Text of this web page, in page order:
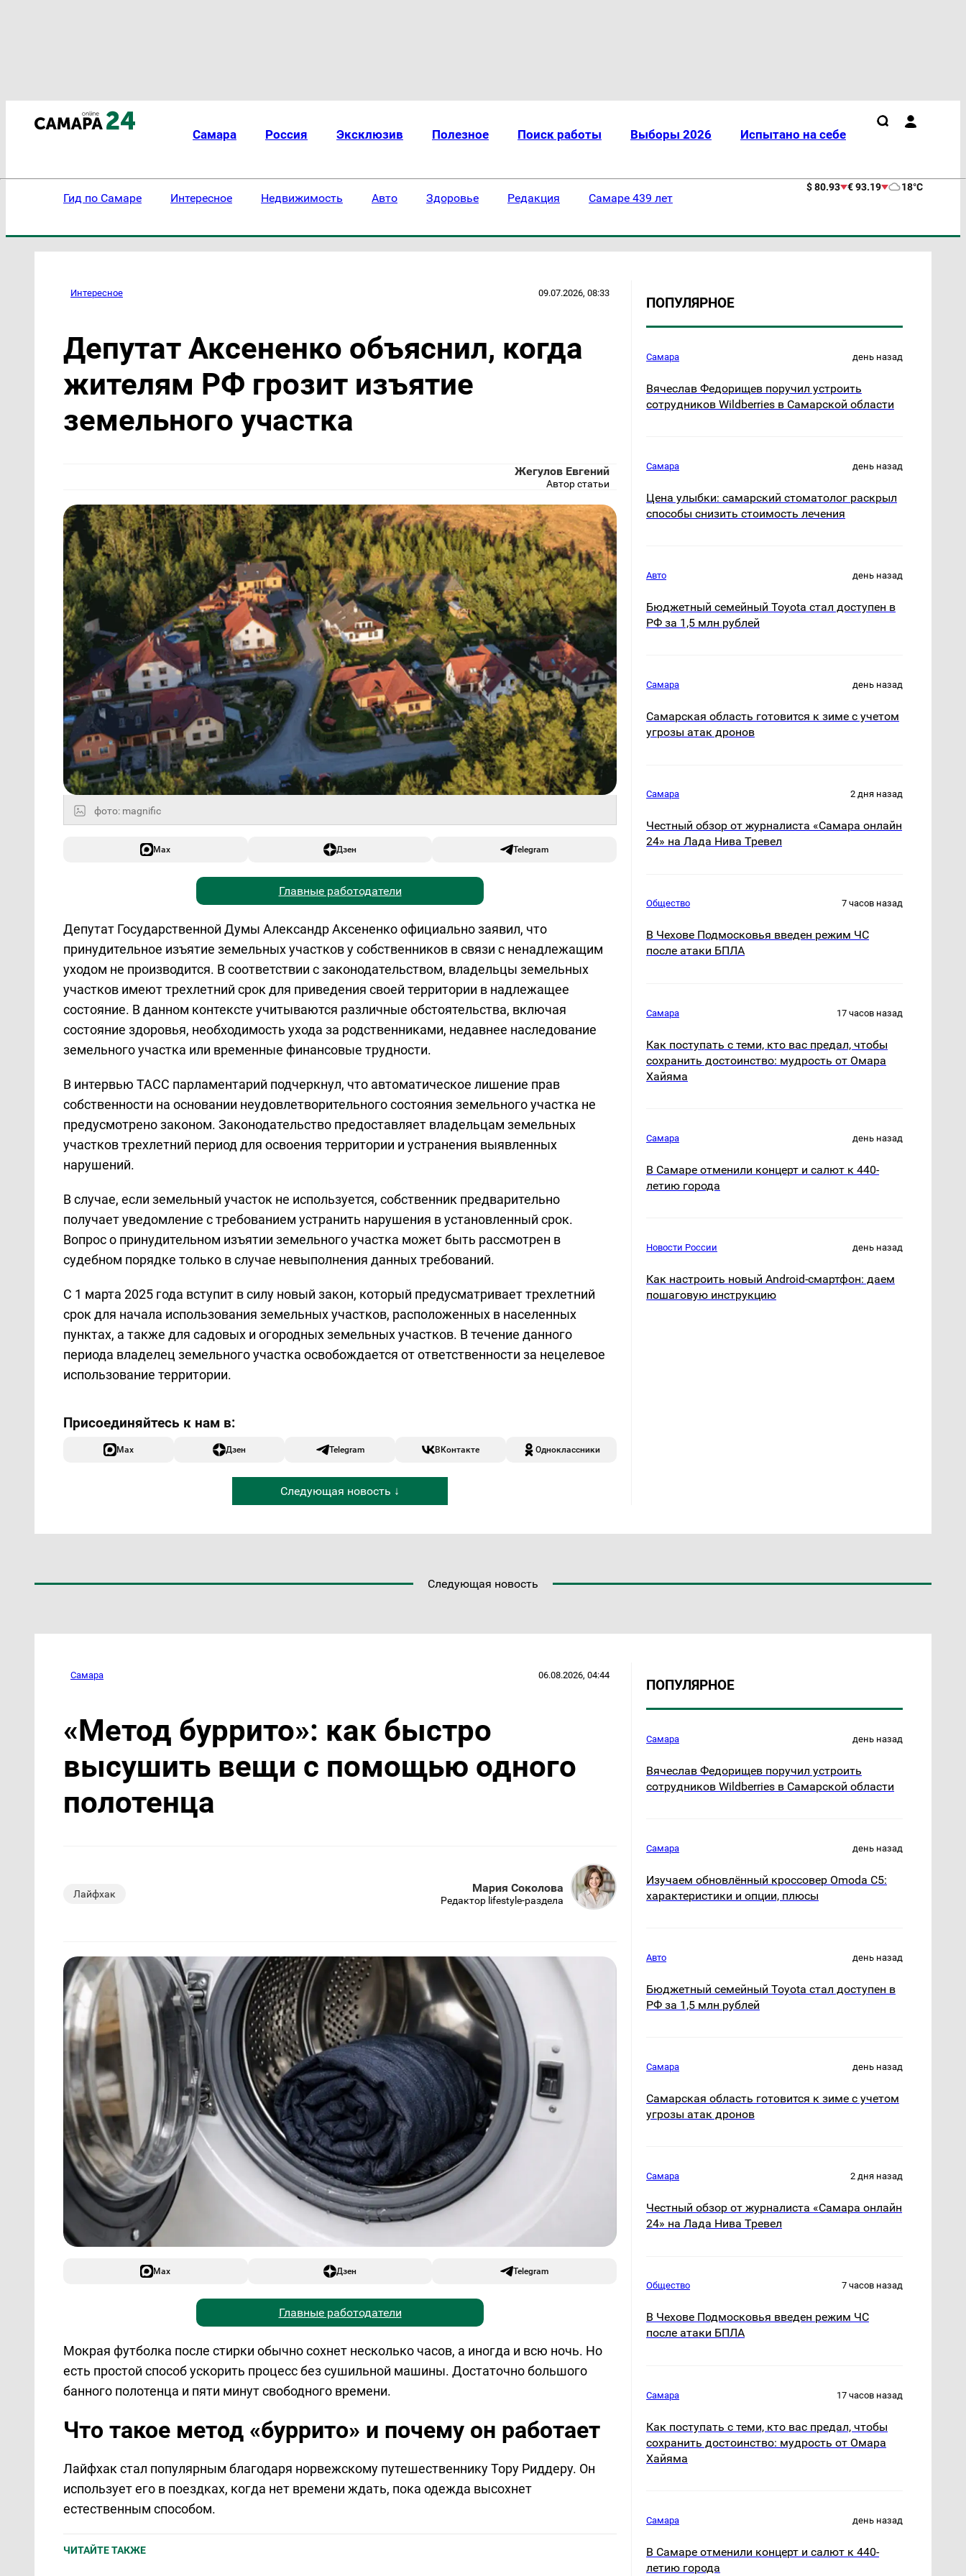
Самара Россия Эксклюзив Полезное Поиск работы Выборы 2026 Испытано на себе
Гид по Самаре Интересное Недвижимость Авто Здоровье Редакция Самаре 439 лет
$ 80.93 € 93.19 18°C
Интересное 09.07.2026, 08:33
Депутат Аксененко объяснил, когда
жителям РФ грозит изъятие
земельного участка
Жегулов Евгений
Автор статьи
фото: magnific
Max Дзен Telegram
Главные работодатели
Депутат Государственной Думы Александр Аксененко официально заявил, что
принудительное изъятие земельных участков у собственников в связи с ненадлежащим
уходом не производится. В соответствии с законодательством, владельцы земельных
участков имеют трехлетний срок для приведения своей территории в надлежащее
состояние. В данном контексте учитываются различные обстоятельства, включая
состояние здоровья, необходимость ухода за родственниками, недавнее наследование
земельного участка или временные финансовые трудности.
В интервью ТАСС парламентарий подчеркнул, что автоматическое лишение прав
собственности на основании неудовлетворительного состояния земельного участка не
предусмотрено законом. Законодательство предоставляет владельцам земельных
участков трехлетний период для освоения территории и устранения выявленных
нарушений.
В случае, если земельный участок не используется, собственник предварительно
получает уведомление с требованием устранить нарушения в установленный срок.
Вопрос о принудительном изъятии земельного участка может быть рассмотрен в
судебном порядке только в случае невыполнения данных требований.
С 1 марта 2025 года вступит в силу новый закон, который предусматривает трехлетний
срок для начала использования земельных участков, расположенных в населенных
пунктах, а также для садовых и огородных земельных участков. В течение данного
периода владелец земельного участка освобождается от ответственности за нецелевое
использование территории.
Max Дзен Telegram ВКонтакте Одноклассники
Следующая новость ↓
ПОПУЛЯРНОЕ
Самара день назад
Вячеслав Федорищев поручил устроить
сотрудников Wildberries в Самарской области
Самара день назад
Цена улыбки: самарский стоматолог раскрыл
способы снизить стоимость лечения
Авто день назад
Бюджетный семейный Toyota стал доступен в
РФ за 1,5 млн рублей
Самара день назад
Самарская область готовится к зиме с учетом
угрозы атак дронов
Самара 2 дня назад
Честный обзор от журналиста «Самара онлайн
24» на Лада Нива Тревел
Общество 7 часов назад
В Чехове Подмосковья введен режим ЧС
после атаки БПЛА
Самара 17 часов назад
Как поступать с теми, кто вас предал, чтобы
сохранить достоинство: мудрость от Омара
Хайяма
Самара день назад
В Самаре отменили концерт и салют к 440-
летию города
Новости России день назад
Как настроить новый Android-смартфон: даем
пошаговую инструкцию
Следующая новость
Самара 06.08.2026, 04:44
«Метод буррито»: как быстро
высушить вещи с помощью одного
полотенца
Лайфхак Мария Соколова
Редактор lifestyle-раздела
Max Дзен Telegram
Главные работодатели
Мокрая футболка после стирки обычно сохнет несколько часов, а иногда и всю ночь. Но
есть простой способ ускорить процесс без сушильной машины. Достаточно большого
банного полотенца и пяти минут свободного времени.
Что такое метод «буррито» и почему он работает
Лайфхак стал популярным благодаря норвежскому путешественнику Тору Риддеру. Он
использует его в поездках, когда нет времени ждать, пока одежда высохнет
естественным способом.
ЧИТАЙТЕ ТАКЖЕ
ПОПУЛЯРНОЕ
Самара день назад
Вячеслав Федорищев поручил устроить
сотрудников Wildberries в Самарской области
Самара день назад
Изучаем обновлённый кроссовер Omoda C5:
характеристики и опции, плюсы
Авто день назад
Бюджетный семейный Toyota стал доступен в
РФ за 1,5 млн рублей
Самара день назад
Самарская область готовится к зиме с учетом
угрозы атак дронов
Самара 2 дня назад
Честный обзор от журналиста «Самара онлайн
24» на Лада Нива Тревел
Общество 7 часов назад
В Чехове Подмосковья введен режим ЧС
после атаки БПЛА
Самара 17 часов назад
Как поступать с теми, кто вас предал, чтобы
сохранить достоинство: мудрость от Омара
Хайяма
Самара день назад
В Самаре отменили концерт и салют к 440-
летию города